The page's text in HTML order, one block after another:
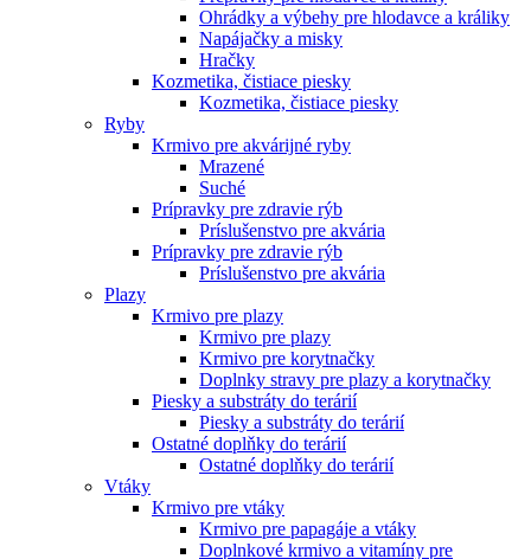
Ohrádky a výbehy pre hlodavce a králiky
Napájačky a misky
Hračky
Kozmetika, čistiace piesky
Kozmetika, čistiace piesky
Ryby
Krmivo pre akvárijné ryby
Mrazené
Suché
Prípravky pre zdravie rýb
Príslušenstvo pre akvária
Prípravky pre zdravie rýb
Príslušenstvo pre akvária
Plazy
Krmivo pre plazy
Krmivo pre plazy
Krmivo pre korytnačky
Doplnky stravy pre plazy a korytnačky
Piesky a substráty do terárií
Piesky a substráty do terárií
Ostatné doplňky do terárií
Ostatné doplňky do terárií
Vtáky
Krmivo pre vtáky
Krmivo pre papagáje a vtáky
Doplnkové krmivo a vitamíny pre